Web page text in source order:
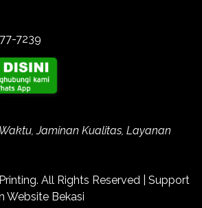
7239
Jaminan Kualitas, Layanan
. All Rights Reserved | Support
Website Bekasi